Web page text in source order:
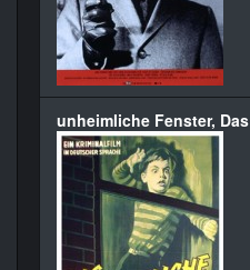
unheimliche Fenster, Das